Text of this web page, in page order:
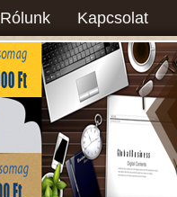
Rólunk Kapcsolat